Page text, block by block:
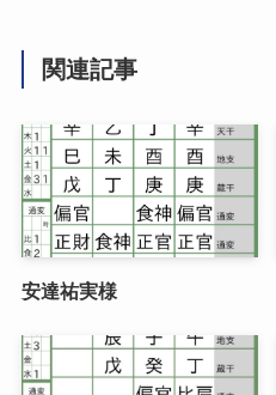
関連記事
安達祐実様